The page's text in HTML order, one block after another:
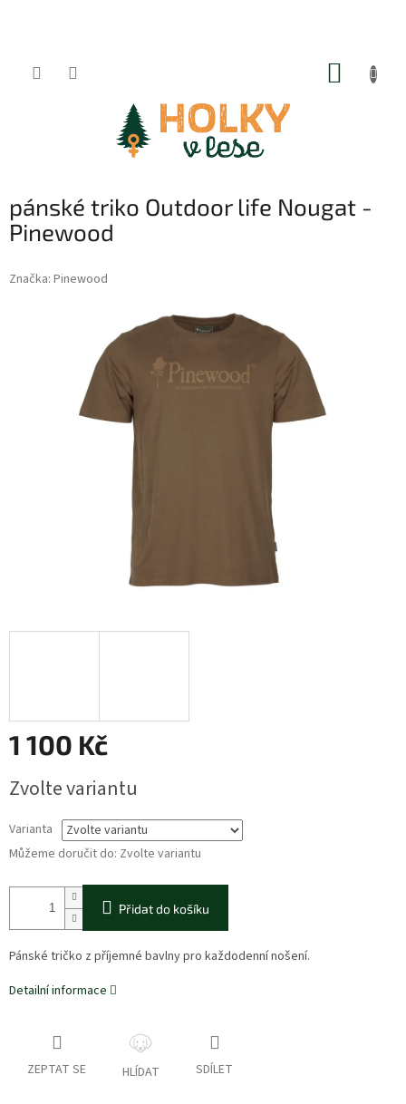
pánské triko Outdoor life Nougat -
Pinewood
Značka: Pinewood
1 100 Kč
cena:
Zvolte variantu
Varianta
Můžeme doručit do: Zvolte variantu
Přidat do košíku
Pánské tričko z příjemné bavlny pro každodenní nošení.
Detailní informace
ZEPTAT SE HLÍDAT SDÍLET